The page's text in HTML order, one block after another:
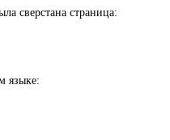
сверстана страница:
языке: